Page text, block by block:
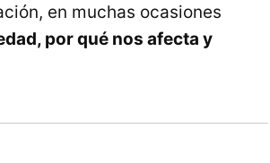
en muchas ocasiones
por qué nos afecta y